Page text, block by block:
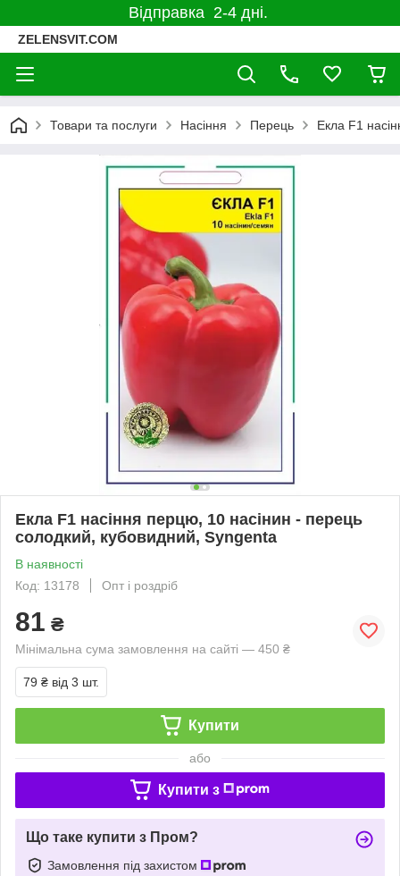
Відправка 2-4 дні.
ZELENSVIT.COM
Товари та послуги Насіння Перець Екла F1
Екла F1 насіння перцю, 10 насінин - перець
солодкий, кубовидний, Syngenta
В наявності
Код: 13178
Опт і роздріб
81 ₴
Мінімальна сума замовлення на сайті — 450 ₴
79 ₴ від 3 шт.
Купити
або
Купити з
Що таке купити з Пром?
Замовлення під захистом